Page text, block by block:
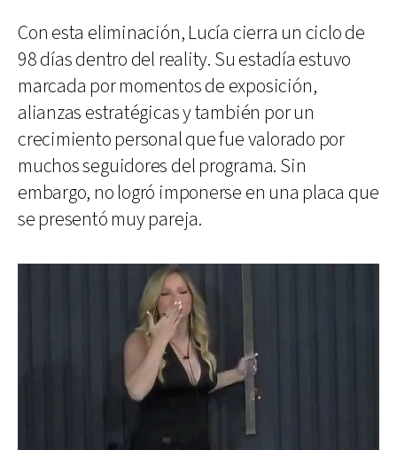
Con esta eliminación, Lucía cierra un ciclo de
98 días dentro del reality. Su estadía estuvo
marcada por momentos de exposición,
alianzas estratégicas y también por un
crecimiento personal que fue valorado por
muchos seguidores del programa. Sin
embargo, no logró imponerse en una placa que
se presentó muy pareja.